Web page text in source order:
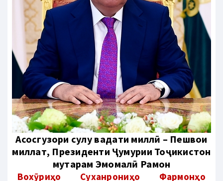
Aсосгузори сулҳу ваҳдати миллӣ – Пешвои
миллат, Президенти Ҷумҳурии Тоҷикистон
муҳтарам Эмомалӣ Раҳмон
Вохӯриҳо Суханрониҳо
Фармонҳо